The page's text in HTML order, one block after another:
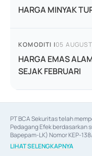
HARGA MINYAK
KOMODITI |05
HARGA EMAS
SEJAK FEBRUARI
PT BCA Sekuritas telah
Pedagang Efek berdasarkan
Bapepam-LK) Nomor KEP-
06/D.04/2014 tanggal 28
Efek berdasarkan surat
LIHAT SELENGKAPNYA